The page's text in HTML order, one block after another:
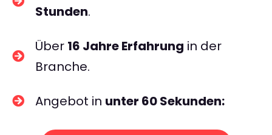
Stunden.
Über 16 Jahre Erfahrung in der
Branche.
Angebot in unter 60 Sekunden: